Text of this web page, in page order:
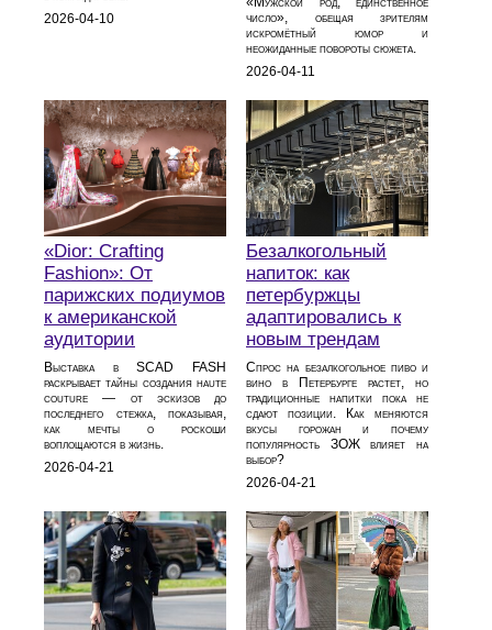
2026-04-10
число», обещая зрителям
искромётный юмор и
неожиданные повороты сюжета.
2026-04-11
«Dior: Crafting
Fashion»: От
парижских подиумов
к американской
аудитории
Выставка в SCAD FASH
раскрывает тайны создания haute
couture — от эскизов до
последнего стежка, показывая,
как мечты о роскоши
воплощаются в жизнь.
2026-04-21
Безалкогольный
напиток: как
петербуржцы
адаптировались к
новым трендам
Спрос на безалкогольное пиво и
вино в Петербурге растет, но
традиционные напитки пока не
сдают позиции. Как меняются
вкусы горожан и почему
популярность ЗОЖ влияет на
выбор?
2026-04-21